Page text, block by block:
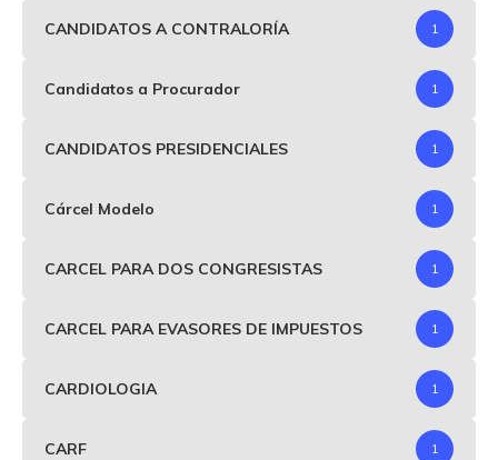
CANDIDATOS A CONTRALORÍA 1
Candidatos a Procurador 1
CANDIDATOS PRESIDENCIALES 1
Cárcel Modelo 1
CARCEL PARA DOS CONGRESISTAS 1
CARCEL PARA EVASORES DE IMPUESTOS 1
CARDIOLOGIA 1
CARF 1